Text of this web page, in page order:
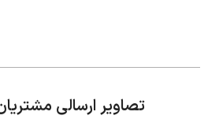
تصاویر ارسالی